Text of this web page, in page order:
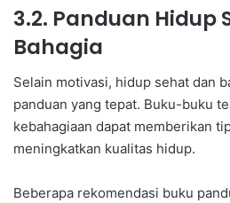
3.2. Panduan Hidup
Bahagia
Selain motivasi, hidup sehat dan
panduan yang tepat. Buku-buku
kebahagiaan dapat memberikan
meningkatkan kualitas hidup.
Beberapa rekomendasi buku